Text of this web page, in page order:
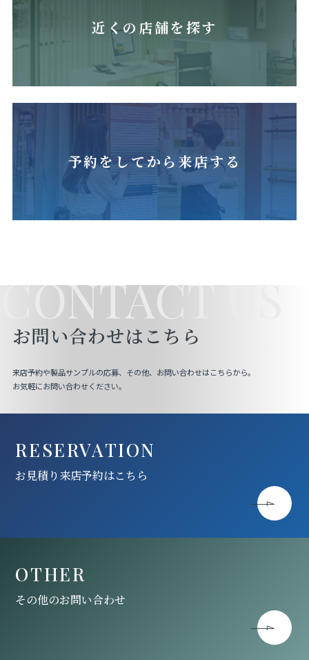
近くの店舗を探す
予約をしてから来店する
CONTACT US
お問い合わせはこちら
来店予約や製品サンプルの応募、その他、お問い合わせはこちらから。
お気軽にお問い合わせください。
RESERVATION
お見積り来店予約はこちら
OTHER
その他のお問い合わせ